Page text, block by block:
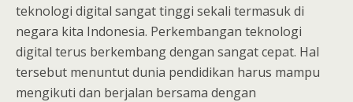
teknologi digital sangat tinggi sekali termasuk di
negara kita Indonesia. Perkembangan teknologi
digital terus berkembang dengan sangat cepat. Hal
tersebut menuntut dunia pendidikan harus mampu
mengikuti dan berjalan bersama dengan